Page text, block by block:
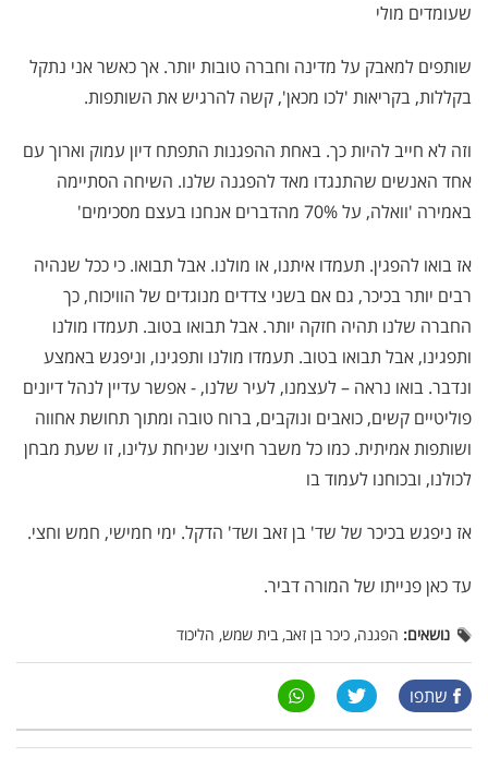
שעומדים מולי
שותפים למאבק על מדינה וחברה טובות יותר. אך כאשר אני נתקל
בקללות, בקריאות 'לכו מכאן', קשה להרגיש את השותפות.
וזה לא חייב להיות כך. באחת ההפגנות התפתח דיון עמוק וארוך עם
אחד האנשים שהתנגדו מאד להפגנה שלנו. השיחה הסתיימה
באמירה 'וואלה, על 70% מהדברים אנחנו בעצם מסכימים
'
אז בואו להפגין. תעמדו איתנו, או מולנו. אבל תבואו. כי ככל שנהיה
רבים יותר בכיכר, גם אם בשני צדדים מנוגדים של הוויכוח, כך
החברה שלנו תהיה חזקה יותר. אבל תבואו בטוב. תעמדו מולנו
ותפגינו, אבל תבואו בטוב. תעמדו מולנו ותפגינו, וניפגש באמצע
ונדבר. בואו נראה – לעצמנו, לעיר שלנו, -אפשר עדיין לנהל דיונים
פוליטיים קשים, כואבים ונוקבים, ברוח טובה ומתוך תחושת אחווה
ושותפות אמיתית. כמו כל משבר חיצוני שניחת עלינו, זו שעת מבחן
לכולנו, ובכוחנו לעמוד בו
אז ניפגש בכיכר של שד' בן זאב ושד' הדקל. ימי חמישי, חמש וחצי.
עד כאן פנייתו של המורה דביר.
נושאים: הפגנה, כיכר בן זאב, בית שמש, הליכוד
שתפו